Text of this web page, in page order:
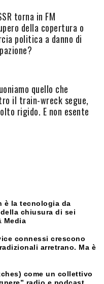
torna in FM
della copertura o
politica a danno di
quello che
il train-wreck segue,
rigido. E non esente
è la tecnologia da
chiusura di sei
Media
connessi crescono
arretrano. Ma è
come un collettivo